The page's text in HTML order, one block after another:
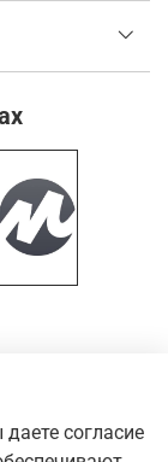
наведите
согласие